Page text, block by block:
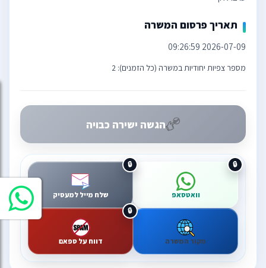
תאריך פרסום המשרה
2026-07-09 09:26:59
מספר צפיות יחודיות במשרה (כל הזמנים): 2
הגשה ישירה כבויה
וואטסאפ שלח מייל למעסיק
מקור המשרה דווח על ספאם